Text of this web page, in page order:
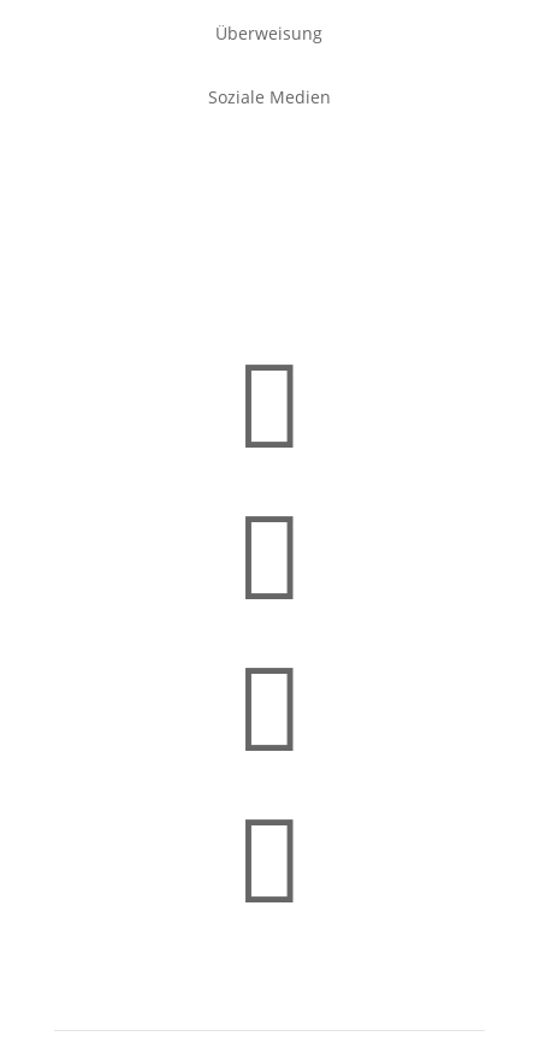
Überweisung
Soziale Medien



